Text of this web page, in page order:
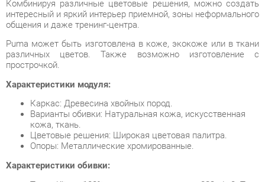
Puma может быть изготовлена в коже, экокоже или в ткани
различных цветов. Также возможно изготовление с
Характеристики модуля:
Каркас: Древесина хвойных пород.
кожа, ткань.
Цветовые решения: Широкая цветовая палитра.
Опоры: Металлические хромированные.
Характеристики обивки:
Ткань Kiton - 100% полиэстер плотностью 283 г/м2. Тип -
Устойчивость к истиранию - 51 000 циклов.